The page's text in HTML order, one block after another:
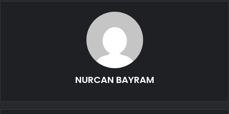
NURCAN BAYRAM